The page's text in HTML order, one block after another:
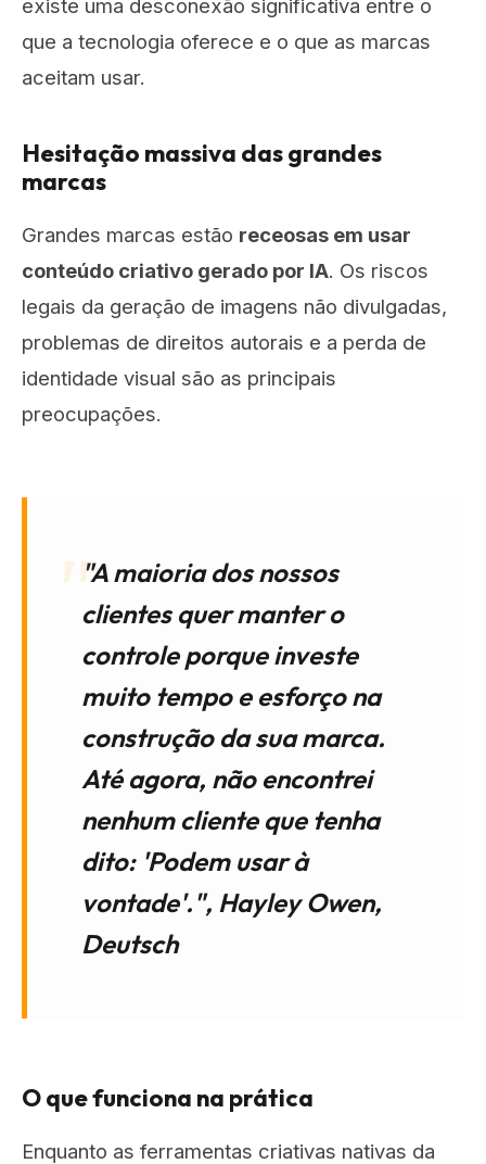
existe uma desconexão significativa entre o
que a tecnologia oferece e o que as marcas
aceitam usar.
Hesitação massiva das grandes
marcas
Grandes marcas estão receosas em usar
conteúdo criativo gerado por IA. Os riscos
legais da geração de imagens não divulgadas,
problemas de direitos autorais e a perda de
identidade visual são as principais
preocupações.
"A maioria dos nossos
clientes quer manter o
controle porque investe
muito tempo e esforço na
construção da sua marca.
Até agora, não encontrei
nenhum cliente que tenha
dito: 'Podem usar à
vontade'.", Hayley Owen,
Deutsch
O que funciona na prática
Enquanto as ferramentas criativas nativas da